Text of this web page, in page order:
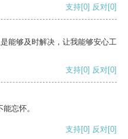
支持[0] 反对[0]
能够及时解决，让我能够安心工
支持[0] 反对[0]
忘怀。
支持[0] 反对[0]